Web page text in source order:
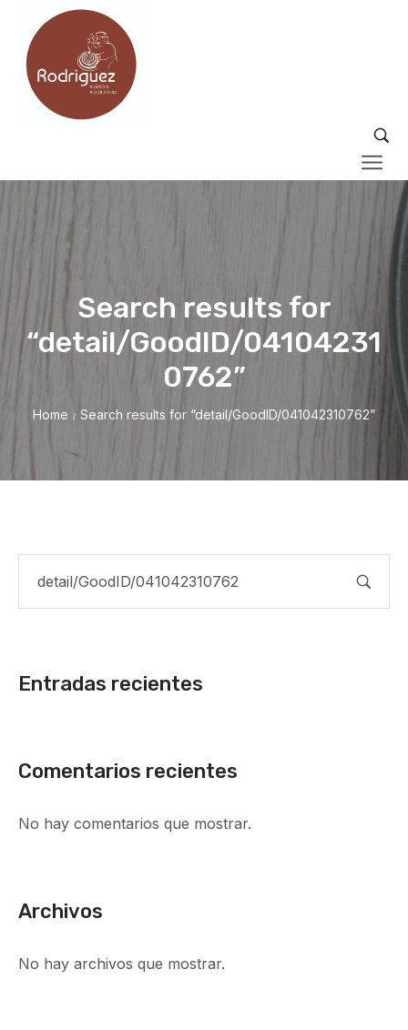
Search results for
“detail/GoodID/04104231
0762”
Home / Search results for “detail/GoodID/041042310762”
Entradas recientes
Comentarios recientes
No hay comentarios que mostrar.
Archivos
No hay archivos que mostrar.